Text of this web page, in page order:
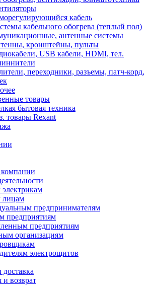
кабель
кабельного обогрева (теплый пол)
антенные системы
кронштейны, пульты
USB кабели, HDMI, тел.
переходники, разъемы, патч-корд,
товары
бытовая техника
товары Rexant
лицам
предпринимателям
предприятиям
предприятиям
организациям
электрощитов
и возврат